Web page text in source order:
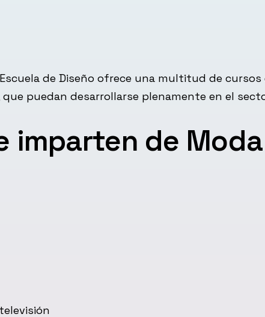
de Diseño ofrece una multitud de
puedan desarrollarse plenamente en el
imparten de Moda